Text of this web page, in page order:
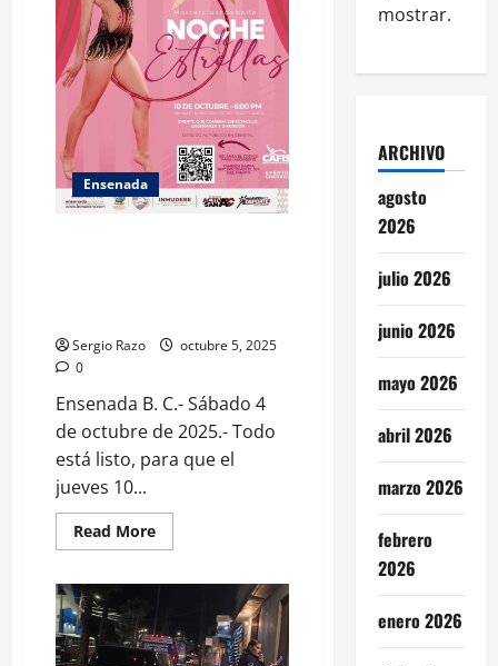
varias
zonas
del
municipio:
Claudia
Agatón
Ensenada
Sergio Razo
octubre 5, 2025
0
Ensenada B. C.- Sábado 4
de octubre de 2025.- Todo
está listo, para que el
jueves 10...
Read MoreRead
more
Claudia
Agatón
invitación
mostrar.
ARCHIVO
agosto
2026
julio 2026
junio 2026
mayo 2026
abril 2026
marzo 2026
febrero
2026
enero 2026